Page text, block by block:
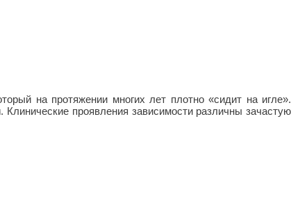
на протяжении многих лет плотно «сидит на игле».
Клинические проявления зависимости различны зачастую